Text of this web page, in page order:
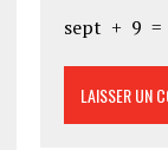
sept + 9 =